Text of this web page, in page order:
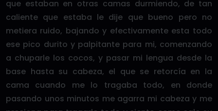
que estaban en otras camas durmiendo, de tan
caliente que estaba le dije que bueno pero no
metiera ruido, bajando y efectivamente esta todo
ese pico durito y palpitante para mi, comenzando
a chuparle los cocos, y pasar mi lengua desde la
base hasta su cabeza, el que se retorcía en la
cama cuando me lo tragaba todo, en donde
pasando unos minutos me agarra mi cabeza y me